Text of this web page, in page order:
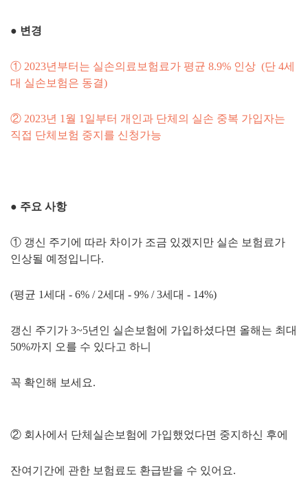
● 변경
① 2023년부터는 실손의료보험료가 평균 8.9% 인상 (단 4세
대 실손보험은 동결)
② 2023년 1월 1일부터 개인과 단체의 실손 중복 가입자는
직접 단체보험 중지를 신청가능
● 주요 사항
① 갱신 주기에 따라 차이가 조금 있겠지만 실손 보험료가
인상될 예정입니다.
(평균 1세대 - 6% / 2세대 - 9% / 3세대 - 14%)
갱신 주기가 3~5년인 실손보험에 가입하셨다면 올해는 최대
50%까지 오를 수 있다고 하니
꼭 확인해 보세요.
② 회사에서 단체실손보험에 가입했었다면 중지하신 후에
잔여기간에 관한 보험료도 환급받을 수 있어요.